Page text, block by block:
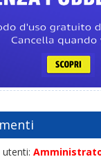
utenti: